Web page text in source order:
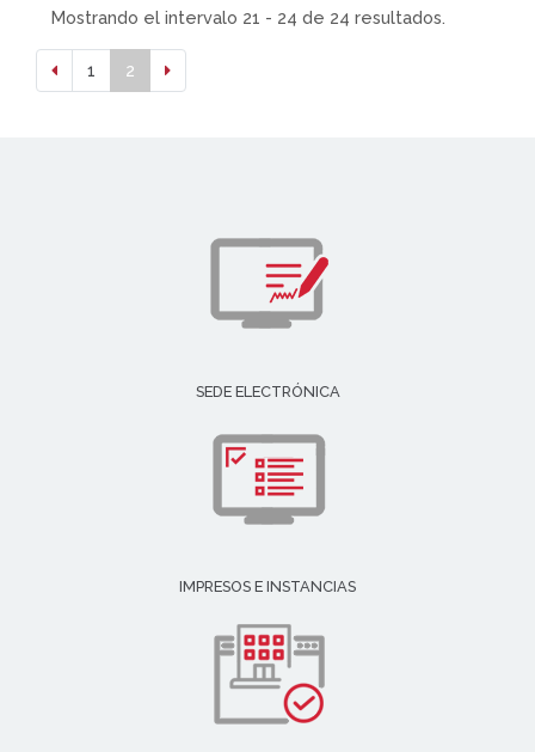
Mostrando el intervalo 21 - 24 de 24 resultados.
1 2
SEDE ELECTRÓNICA
IMPRESOS E INSTANCIAS